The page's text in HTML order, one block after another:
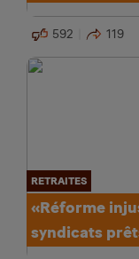
592 119
RETRAITES
«Réforme
syndicats